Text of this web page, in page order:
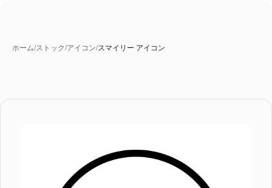
ホーム/ストック/アイコン/スマイリー アイコン